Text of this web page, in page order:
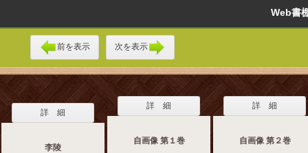
Web
前を表示 次を表示
詳 細
李陵
詳 細
自画像 第１巻
詳 細
自画像 第２巻